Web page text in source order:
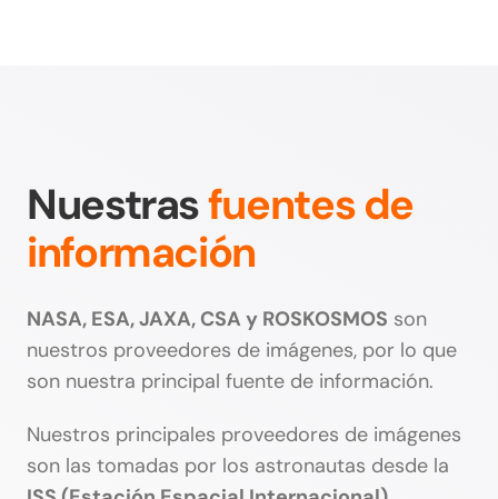
Nuestrasfuentes de
información
NASA, ESA, JAXA, CSA y ROSKOSMOS son
nuestros proveedores de imágenes, por lo que
son nuestra principal fuente de información.
Nuestros principales proveedores de imágenes
son las tomadas por los astronautas desde la